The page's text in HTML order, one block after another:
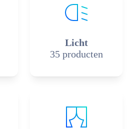
Licht
35 producten